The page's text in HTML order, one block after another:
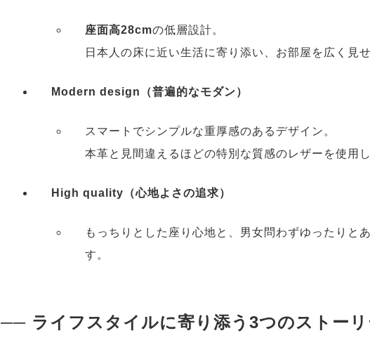
座面高28cmの低層設計。
日本人の床に近い生活に寄り添い、お部屋を広く見
Modern design（普遍的なモダン）
スマートでシンプルな重厚感のあるデザイン。
本革と見間違えるほどの特別な質感のレザーを使用し
High quality（心地よさの追求）
もっちりとした座り心地と、男女問わずゆったりと
す。
── ライフスタイルに寄り添う3つのストー